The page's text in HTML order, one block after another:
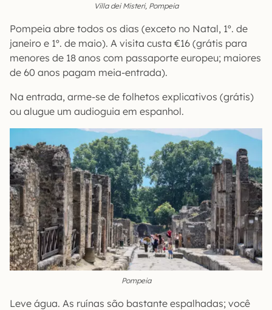
Villa dei Misteri, Pompeia
Pompeia abre todos os dias (exceto no Natal, 1º. de
janeiro e 1º. de maio). A visita custa €16 (grátis para
menores de 18 anos com passaporte europeu; maiores
de 60 anos pagam meia-entrada).
Na entrada, arme-se de folhetos explicativos (grátis)
ou alugue um audioguia em espanhol.
Pompeia
Leve água. As ruínas são bastante espalhadas; você